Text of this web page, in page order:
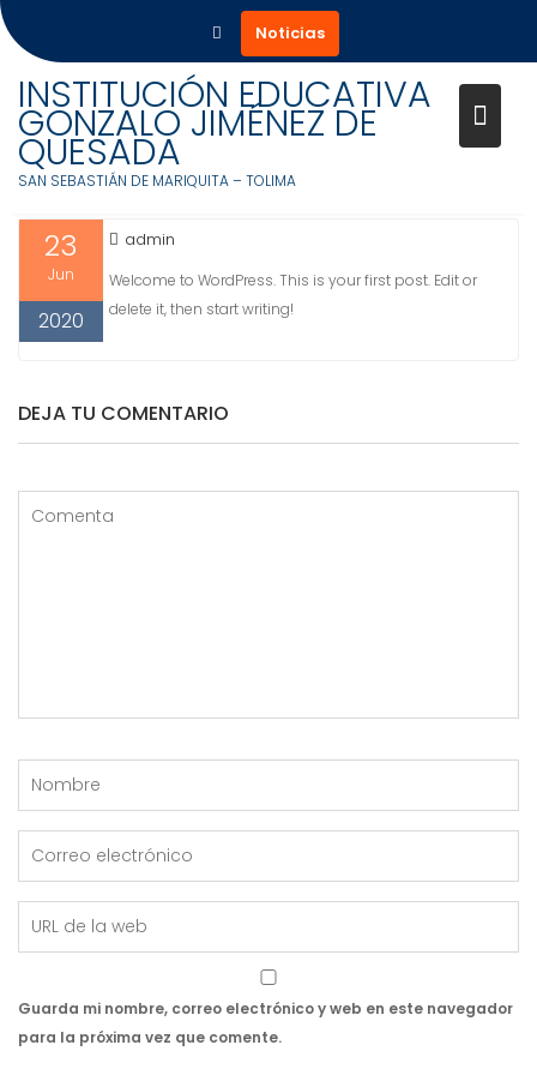
contenido
Noticias
INSTITUCIÓN EDUCATIVA
GONZALO JIMÉNEZ DE
QUESADA
SAN SEBASTIÁN DE MARIQUITA – TOLIMA
HELLO WORLD!
23
Jun
2020
admin
Welcome to WordPress. This is your first post. Edit or
delete it, then start writing!
DEJA TU COMENTARIO
Guarda mi nombre, correo electrónico y web en este navegador
para la próxima vez que comente.